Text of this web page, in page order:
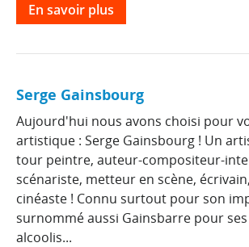
En savoir plus
Serge Gainsbourg
Aujourd'hui nous avons choisi pour
artistique : Serge Gainsbourg ! Un
tour peintre, auteur-compositeur-
scénariste, metteur en scène,
cinéaste ! Connu surtout pour son
surnommé aussi Gainsbarre pour
alcoolis...